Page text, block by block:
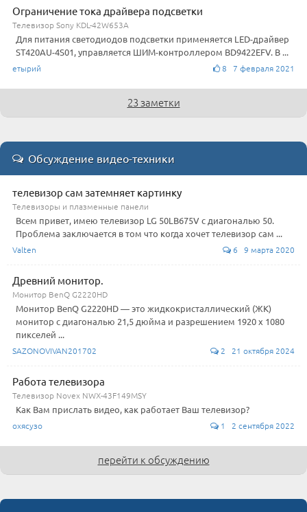
Ограничение тока драйвера подсветки
Телевизор Sony KDL-42W653A
Для питания светодиодов подсветки применяется LED-драйвер
ST420AU-4S01, управляется ШИМ-контроллером BD9422EFV. В ...
етырий 8 7 февраля 2021
23 заметки
Обсуждение видео-техники
телевизор сам затемняет картинку
Телевизоры и плазменные панели
Всем привет, имею телевизор LG 50LB675V с диагональю 50.
Проблема заключается в том что когда хочет телевизор сам ...
Valten 6 9 марта 2020
Древний монитор.
Монитор BenQ G2220HD
Монитор BenQ G2220HD — это жидкокристаллический (ЖК)
монитор с диагональю 21,5 дюйма и разрешением 1920 x 1080
пикселей ...
SAZONOVIVAN201702 2 21 октября 2024
Работа телевизора
Телевизор Novex NWX-43F149MSY
Как Вам прислать видео, как работает Ваш телевизор?
охясузо 1 2 сентября 2022
перейти к обсуждению